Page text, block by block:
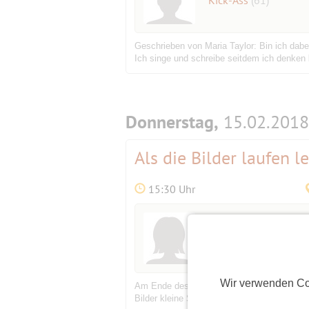
Wir verwenden
Geschrieben von Maria Taylor: Bin ich
Ich singe und schreibe seitdem ich
Donnerstag, 15.02.2018
Als die Bilder laufen
15:30 Uhr
Initiatorin
Am Ende des 19. Jahrhunderts spielten
Bilder kleine Spielfilme und die